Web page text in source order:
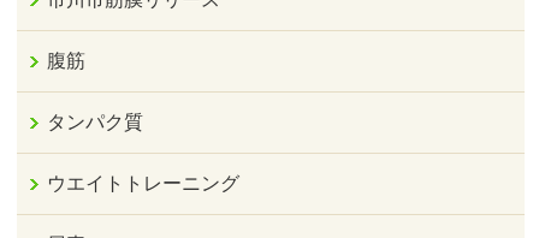
腹筋
タンパク質
ウエイトトレーニング